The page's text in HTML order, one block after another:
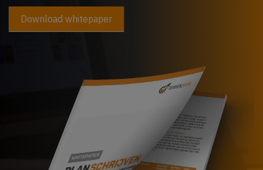
veld
leeg:.
Download whitepaper